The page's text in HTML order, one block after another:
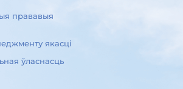
прававыя
якасці
ўласнасць